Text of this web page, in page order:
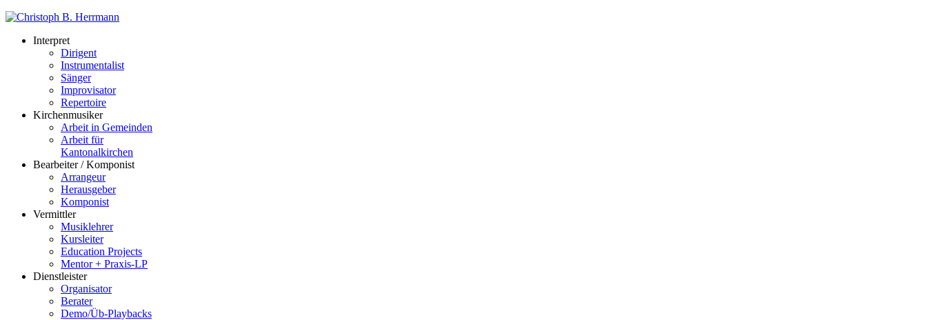
Interpret
Dirigent
Instrumentalist
Sänger
Improvisator
Repertoire
Kirchenmusiker
Arbeit in Gemeinden
Arbeit für
Kantonalkirchen
Bearbeiter / Komponist
Arrangeur
Herausgeber
Komponist
Vermittler
Musiklehrer
Kursleiter
Education Projects
Mentor + Praxis-LP
Dienstleister
Organisator
Berater
Demo/Üb-Playbacks